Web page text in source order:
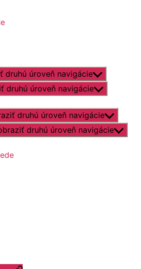
druhú úroveň navigácie
druhú úroveň navigácie
druhú úroveň navigácie
druhú úroveň navigácie